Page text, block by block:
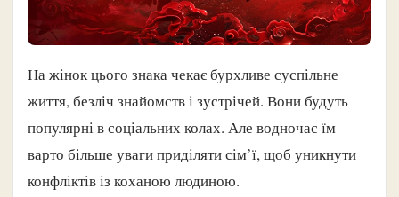
На жінок цього знака чекає бурхливе суспільне
життя, безліч знайомств і зустрічей. Вони будуть
популярні в соціальних колах. Але водночас їм
варто більше уваги приділяти сім’ї, щоб уникнути
конфліктів із коханою людиною.